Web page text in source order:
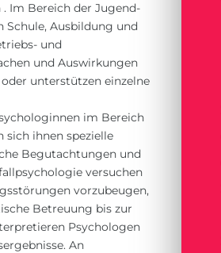
. Im Bereich der Jugend-
Schule, Ausbildung und
und
und Auswirkungen
unterstützen einzelne
im Bereich
ihnen spezielle
Begutachtungen und
versuchen
vorzubeugen,
Betreuung bis zur
Psychologen
An